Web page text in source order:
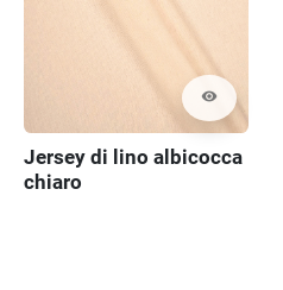
visibility
Jersey di lino albicocca
chiaro